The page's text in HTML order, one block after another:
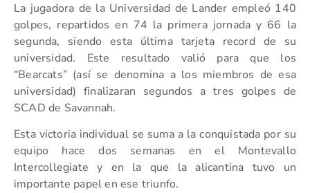
La jugadora de la Universidad de Lander empleó 140
golpes, repartidos en 74 la primera jornada y 66 la
segunda, siendo esta última tarjeta record de su
universidad. Este resultado valió para que los
“Bearcats” (así se denomina a los miembros de esa
universidad) finalizaran segundos a tres golpes de
SCAD de Savannah.
Esta victoria individual se suma a la conquistada por su
equipo hace dos semanas en el Montevallo
Intercollegiate y en la que la alicantina tuvo un
importante papel en ese triunfo.